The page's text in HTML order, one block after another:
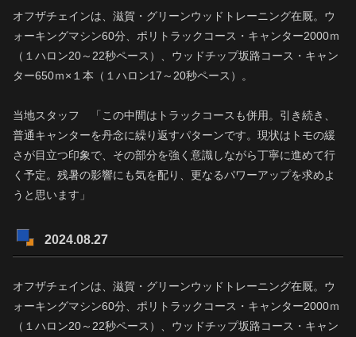
オフザチェインは、滋賀・グリーンウッドトレーニング在厩。ウ
ォーキングマシン60分、ポリトラックコース・キャンター2000ｍ
（１ハロン20～22秒ペース）、ウッドチップ坂路コース・キャン
ター650ｍ×１本（１ハロン17～20秒ペース）。
当地スタッフ 「この中間はトラックコースも併用。引き続き、
普通キャンターを丹念に繰り返すパターンです。現状はトモの緩
さが目立つ印象で、その部分を強く意識しながら丁寧に進めて行
く予定。残暑の影響にも気を配り、更なるパワーアップを求めよ
うと思います」
2024.08.27
オフザチェインは、滋賀・グリーンウッドトレーニング在厩。ウ
ォーキングマシン60分、ポリトラックコース・キャンター2000ｍ
（１ハロン20～22秒ペース）、ウッドチップ坂路コース・キャン